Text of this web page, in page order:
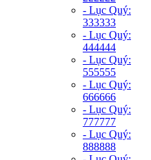
- Lục Quý:
333333
- Lục Quý:
444444
- Lục Quý:
555555
- Lục Quý:
666666
- Lục Quý:
777777
- Lục Quý:
888888